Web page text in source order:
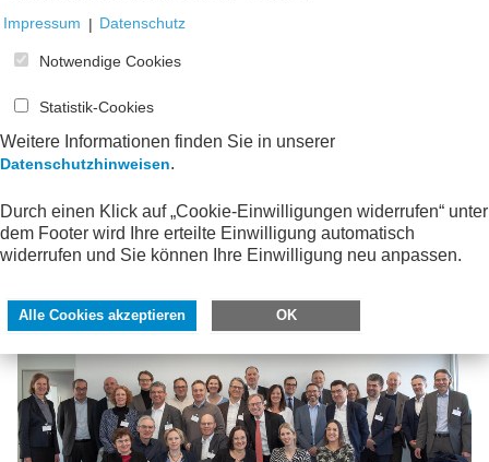
Es bleibt viel zu tun – nicht zuletzt haben aktuelle
Umbrüche in der Weltpolitik unmittelbare
Auswirkungen auf wichtige internationale Vorhaben im
Vorbereitung der nächsten Tagung der
Fachveranstaltungsreihe zu
Verrechnungspreisen
Wir blicken positiv auf die weitere Zukunft des
Arbeitskreises und freuen uns auf eine interessante
Ingelheim.
Impressum | Datenschutz
Notwendige Cookies
Statistik-Cookies
Weitere Informationen finden Sie in unserer
Datenschutzhinweisen.
Durch einen Klick auf „Cookie-Einwilligungen widerrufen“ unter
dem Footer wird Ihre erteilte Einwilligung automatisch
widerrufen und Sie können Ihre Einwilligung neu anpassen.
Alle Cookies akzeptieren OK